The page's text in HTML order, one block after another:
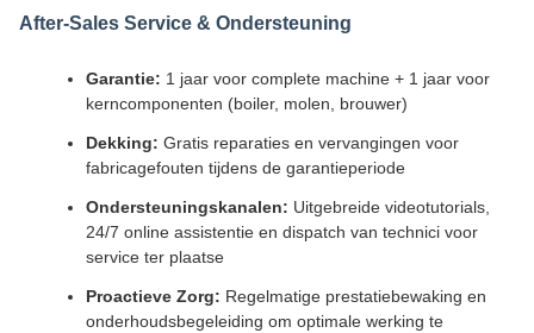
After-Sales Service & Ondersteuning
Garantie: 1 jaar voor complete machine + 1 jaar voor
kerncomponenten (boiler, molen, brouwer)
Dekking: Gratis reparaties en vervangingen voor
fabricagefouten tijdens de garantieperiode
Ondersteuningskanalen: Uitgebreide videotutorials,
24/7 online assistentie en dispatch van technici voor
service ter plaatse
Proactieve Zorg: Regelmatige prestatiebewaking en
onderhoudsbegeleiding om optimale werking te